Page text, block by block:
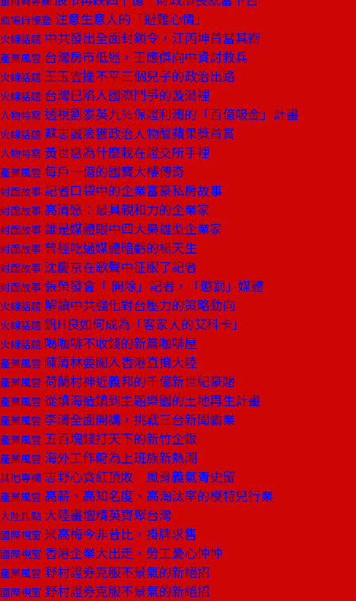
商場自慢塾 注意生意人的「避難心情」
火線話題 中共發出全面封鎖令，江丙坤首當其衝
產業風雲 台灣房市低迷，王應傑向中資討救兵
火線話題 王玉雲擺不平三個兒子的政治出路
火線話題 台灣已陷入國際鬥爭的漩渦裡
人物特寫 透視劉泰英九％保證利潤的「百億吸金」計畫
火線話題 蘇志誠險獲政治人物酸蘋果獎首賞
人物特寫 黃世惠為什麼栽在證交所手裡
產業風雲 每戶一億的國寶大樓傳奇
封面故事 記者口袋中的企業富豪私房故事
封面故事 高清愿：最具親和力的企業家
封面故事 誰是媒體眼中四大梟雄型企業家
封面故事 曾經吃過媒體暗虧的楊天生
封面故事 沈慶京在歌聲中征服了記者
封面故事 張榮發會「 開除」記者，「懲罰」媒體
火線話題 解讀中共強化對台壓力的策略動向
火線話題 釩H良如何成為「客家人的艾科卡」
火線話題 喝咖啡不收錢的新黨咖啡屋
產業風雲 陳清林要闖入香港直搗大陸
產業風雲 荷蘭村神近義邦的千億新世紀豪賭
產業風雲 從填海造鎮到主題樂園的土地再生計畫
產業風雲 李濤全面開講，挑戰三台新聞霸業
產業風雲 五百塊錢打天下的新竹企銀
產業風雲 海外工作蔚為上班族新熱潮
其他專欄 志野心貪紅頂敗 風骨義氣青史留
產業風雲 高薪、高知名度、高淘汰率的模特兒行業
大陸焦點 大陸畫壇精英齊聚台灣
國際視窗 米高梅今非昔比，掛牌求售
國際視窗 香港企業大出走，勞工憂心忡忡
產業風雲 野村證券克服不景氣的新絕招
國際視窗 野村證券克服不景氣的新絕招